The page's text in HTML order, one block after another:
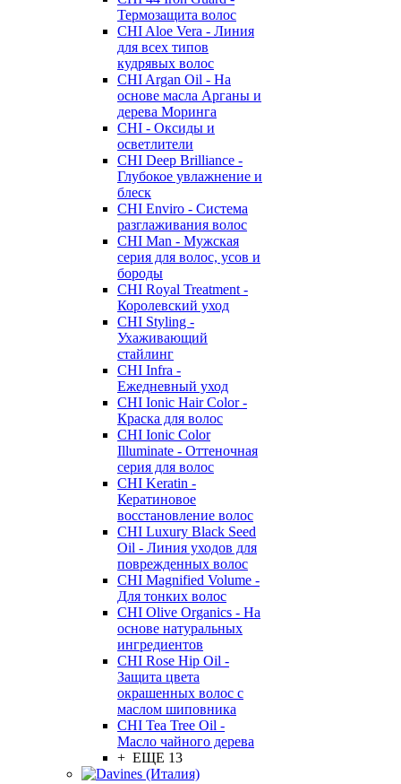
Термозащита волос
CHI Aloe Vera - Линия
для всех типов
кудрявых волос
CHI Argan Oil - На
основе масла Арганы и
дерева Моринга
CHI - Оксиды и
осветлители
CHI Deep Brilliance -
Глубокое увлажнение и
блеск
CHI Enviro - Система
разглаживания волос
CHI Man - Мужская
серия для волос, усов и
бороды
CHI Royal Treatment -
Королевский уход
CHI Styling -
Ухаживающий
стайлинг
CHI Infra -
Ежедневный уход
CHI Ionic Hair Color -
Краска для волос
CHI Ionic Color
Illuminate - Оттеночная
серия для волос
CHI Keratin -
Кератиновое
восстановление волос
CHI Luxury Black Seed
Oil - Линия уходов для
поврежденных волос
CHI Magnified Volume -
Для тонких волос
CHI Olive Organics - На
основе натуральных
ингредиентов
CHI Rose Hip Oil -
Защита цвета
окрашенных волос с
маслом шиповника
CHI Tea Tree Oil -
Масло чайного дерева
+ ЕЩЕ 13